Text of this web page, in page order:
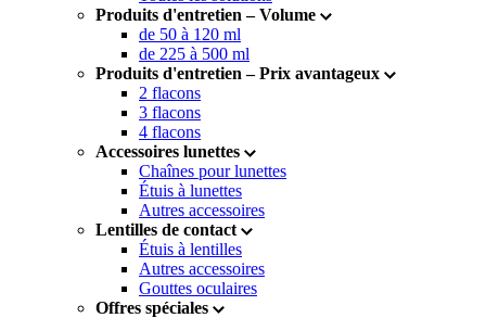
Produits d'entretien –Volume
de 50 à 120 ml
de 225 à 500 ml
Produits d'entretien –Prix avantageux
2 flacons
3 flacons
4 flacons
Accessoires lunettes
Chaînes pour lunettes
Étuis à lunettes
Autres accessoires
Lentilles de contact
Étuis à lentilles
Autres accessoires
Gouttes oculaires
Offres spéciales